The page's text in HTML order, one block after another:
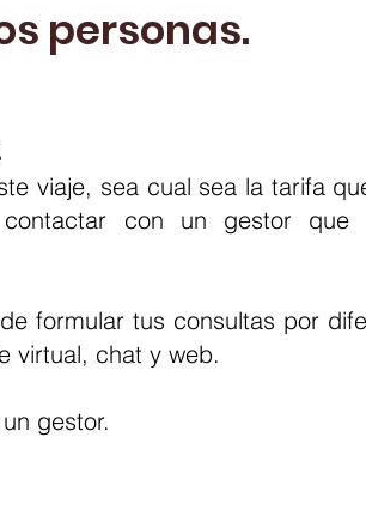
personas.
viaje, sea cual sea la tarifa
con un gestor que
formular tus consultas por
virtual, chat y web.
gestor.